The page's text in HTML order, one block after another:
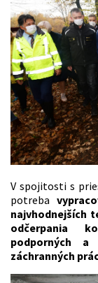
V spojitosti s
potreba
najvhodnejších
odčerpania
podporných a
záchranných